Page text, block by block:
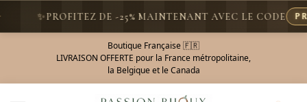
PROFITEZ DE -25% MAINTENANT AVEC LE CODE
Boutique Française 🇫🇷
LIVRAISON OFFERTE pour la France métropolitaine,
la Belgique et le Canada